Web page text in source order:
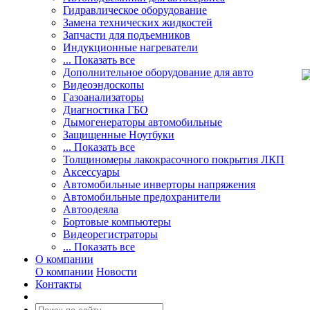
Гидравлическое оборудование
Замена технических жидкостей
Запчасти для подъемников
Индукционные нагреватели
... Показать все
Дополнительное оборудование для авто
Видеоэндоскопы
Газоанализаторы
Диагностика ГБО
Дымогенераторы автомобильные
Защищенные Ноутбуки
... Показать все
Толщиномеры лакокрасочного покрытия ЛКП
Аксессуары
Автомобильные инверторы напряжения
Автомобильные предохранители
Автоодеяла
Бортовые компьютеры
Видеорегистраторы
... Показать все
О компании
О компании Новости
Контакты